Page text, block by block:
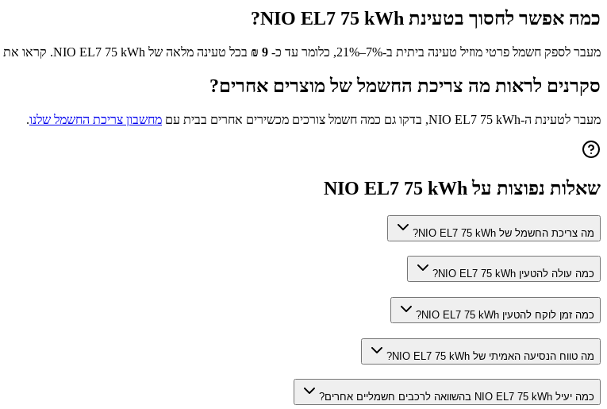
כמה אפשר לחסוך בטעינת NIO EL7 75 kWh
?
מעבר לספק חשמל פרטי מוזיל טעינה ביתית ב-7%–21%, כלומר עד כ- 9
₪ בכל טעינה מלאה של NIO EL7 75 kWh. קראו את
סקרנים לראות מה צריכת החשמל של מוצרים אחרים?
מעבר לטעינת ה-NIO EL7 75 kWh, בדקו גם כמה חשמל צורכים מכשירים אחרים בבית עם מחשבון צריכת החשמל שלנו.
שאלות נפוצות על NIO EL7 75 kWh
מה צריכת החשמל של NIO EL7 75 kWh?
כמה עולה להטעין NIO EL7 75 kWh?
כמה זמן לוקח להטעין NIO EL7 75 kWh?
מה טווח הנסיעה האמיתי של NIO EL7 75 kWh?
כמה יעיל NIO EL7 75 kWh בהשוואה לרכבים חשמליים אחרים?